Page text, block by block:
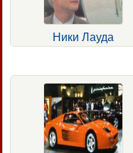
Ники Лауда